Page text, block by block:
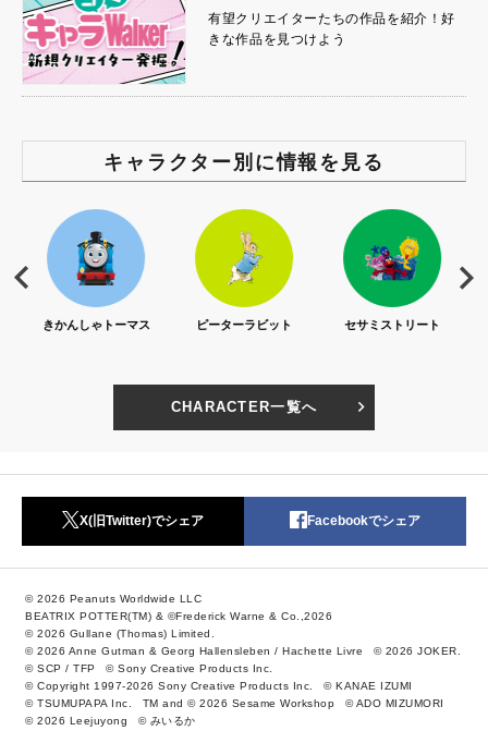
有望クリエイターたちの作品を紹介！好
きな作品を見つけよう
キャラクター別に情報を見る
きかんしゃトーマス ピーターラビット セサミストリート
CHARACTER一覧へ
X(旧Twitter)でシェア Facebookでシェア
© 2026 Peanuts Worldwide LLC
BEATRIX POTTER(TM) & ©Frederick Warne & Co.,2026
© 2026 Gullane (Thomas) Limited.
© 2026 Anne Gutman & Georg Hallensleben / Hachette Livre
© 2026 JOKER.
© SCP / TFP
© Sony Creative Products Inc.
© Copyright 1997-2026 Sony Creative Products Inc.
© KANAE IZUMI
© TSUMUPAPA Inc.
TM and © 2026 Sesame Workshop
© ADO MIZUMORI
© 2026 Leejuyong
© みいるか